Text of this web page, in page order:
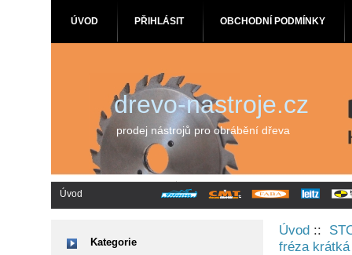
ÚVOD PŘIHLÁSIT OBCHODNÍ PODMÍNKY
drevo-nastroje.cz
prodej nástrojů pro obrábění dřeva
Úvod
Kategorie
Úvod ::
fréza krátká